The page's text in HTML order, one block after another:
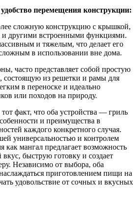
перемещения конструкции:
сложную конструкцию с крышкой,
и другими встроенными функциями.
и тяжелым, что делает его
в использовании вне дома.
часто представляет собой простую
состоящую из решетки и рамы для
в переноске и идеально
или походов на природу.
факт, что оба устройства — гриль
и преимущества в
каждого конкретного случая.
универсальностью и контролем
как мангал предлагает возможность
быструю готовку и создает
Независимо от выбора, оба
приготовлением пищи на
удовольствие от сочных и вкусных